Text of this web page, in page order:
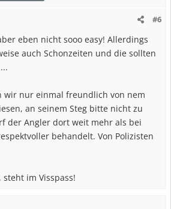
#6
eben nicht sooo easy! Allerdings
auch Schonzeiten und die sollten
wir nur einmal freundlich von nem
an seinem Steg bitte nicht zu
der Angler dort weit mehr als bei
behandelt. Von Polizisten
im Visspass!